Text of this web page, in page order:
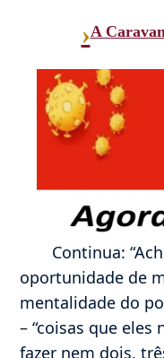
›A
Continua:
oportunidade de
mentalidade do
– “coisas que
fazer nem dois,